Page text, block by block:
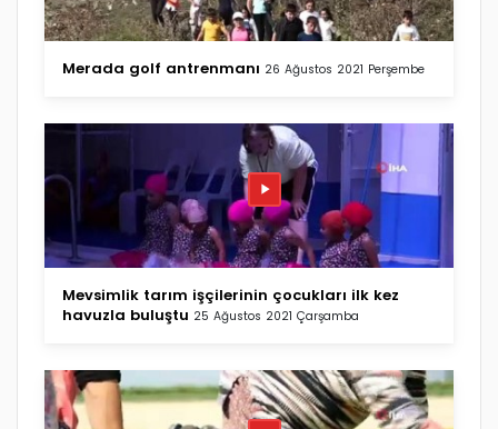
Merada golf antrenmanı 26 Ağustos 2021 Perşembe
Mevsimlik tarım işçilerinin çocukları ilk kez
havuzla buluştu 25 Ağustos 2021 Çarşamba